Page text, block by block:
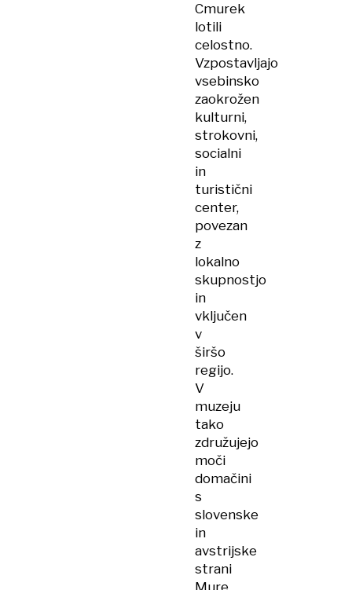
Cmurek
lotili
celostno.
Vzpostavljajo
vsebinsko
zaokrožen
kulturni,
strokovni,
socialni
in
turistični
center,
povezan
z
lokalno
skupnostjo
in
vključen
v
širšo
regijo.
V
muzeju
tako
združujejo
moči
domačini
s
slovenske
in
avstrijske
strani